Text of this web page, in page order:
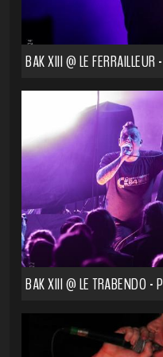
BAK XIII @ LE
BAK XIII @ LE TRABENDO